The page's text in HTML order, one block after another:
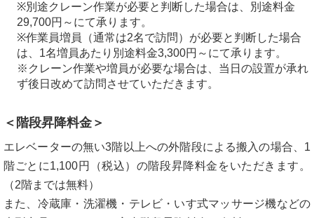
※別途クレーン作業が必要と判断した場合は、別途料金
29,700円～にて承ります。
※作業員増員（通常は2名で訪問）が必要と判断した場合
は、1名増員あたり別途料金3,300円～にて承ります。
※クレーン作業や増員が必要な場合は、当日の設置が承れ
ず後日改めて訪問させていただきます。
＜階段昇降料金＞
エレベーターの無い3階以上への外階段による搬入の場合、1
階ごとに1,100円（税込）の階段昇降料金をいただきます。
（2階までは無料）
また、冷蔵庫・洗濯機・テレビ・いす式マッサージ機などの